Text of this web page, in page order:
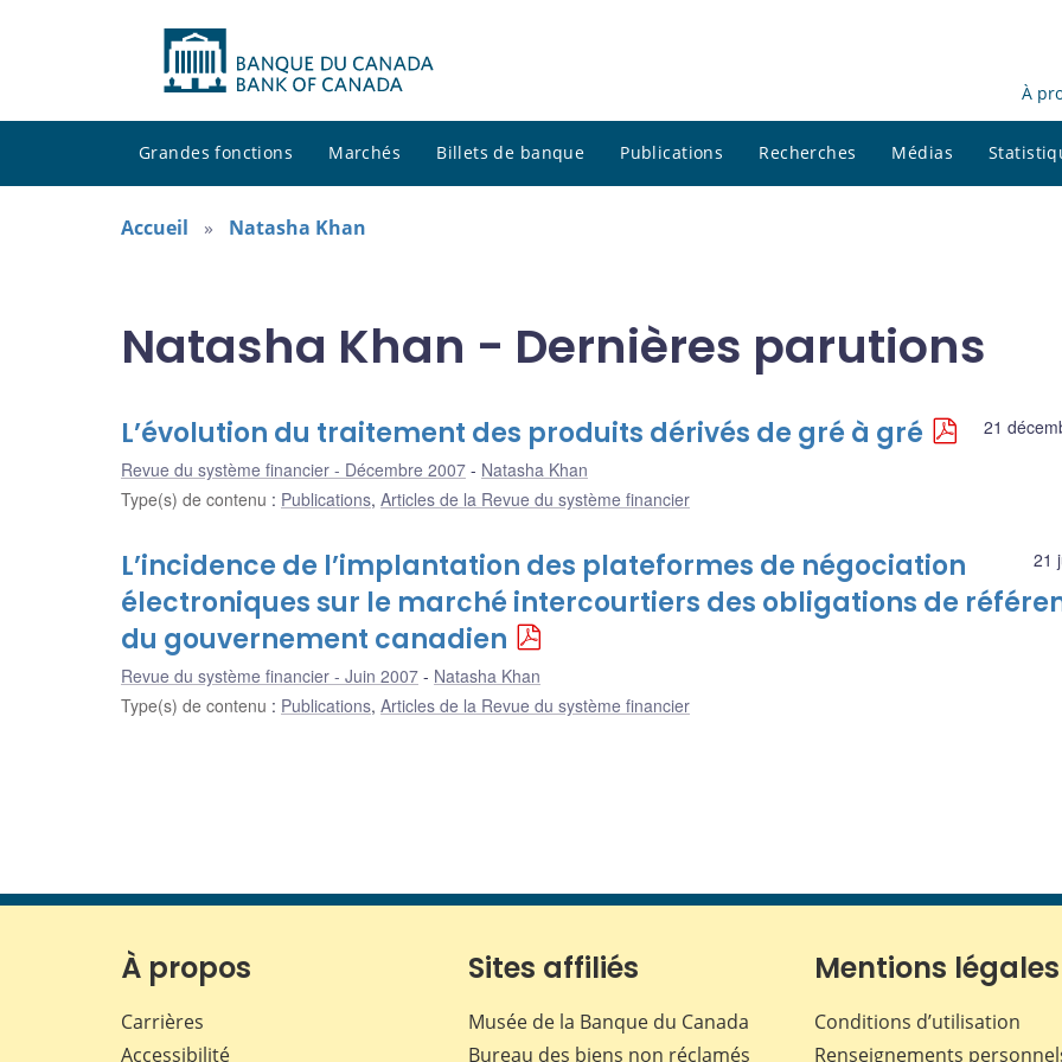
À
Grandes fonctions Marchés Billets de banque Publications Recherches Médias
Accueil Natasha Khan
Natasha Khan - Dernières parutions
21
L’évolution du traitement des produits dérivés de gré à gré
Revue du système financier - Décembre 2007
Natasha Khan
Type(s) de contenu : Publications, Articles de la Revue du système financier
21
L’incidence de l’implantation des plateformes de négociation
électroniques sur le marché intercourtiers des obligations de
du gouvernement canadien
Revue du système financier - Juin 2007
Natasha Khan
Type(s) de contenu : Publications, Articles de la Revue du système financier
À propos
Carrières
Accessibilité
Sites affiliés
Musée de la Banque du Canada
Bureau des biens non réclamés
Mentions légales
Conditions d’utilisation
Renseignements